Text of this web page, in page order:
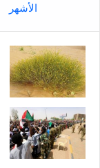
الأشهر